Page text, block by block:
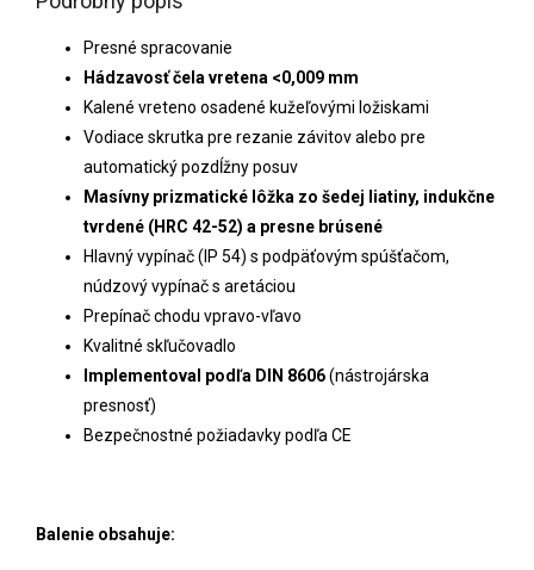
Presné spracovanie
Hádzavosť čela vretena <0,009 mm
Kalené vreteno osadené kužeľovými ložiskami
Vodiace skrutka pre rezanie závitov alebo pre
automatický pozdĺžny posuv
Masívny prizmatické lôžka zo šedej liatiny, indukčne
tvrdené (HRC 42-52) a presne brúsené
Hlavný vypínač (IP 54) s podpäťovým spúšťačom,
núdzový vypínač s aretáciou
Prepínač chodu vpravo-vľavo
Kvalitné skľučovadlo
Implementoval podľa DIN 8606(nástrojárska
presnosť)
Bezpečnostné požiadavky podľa CE
Balenie obsahuje: